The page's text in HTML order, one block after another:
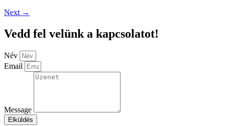
Next →
Vedd fel velünk a kapcsolatot!
Név
Email
Message
Elküldés